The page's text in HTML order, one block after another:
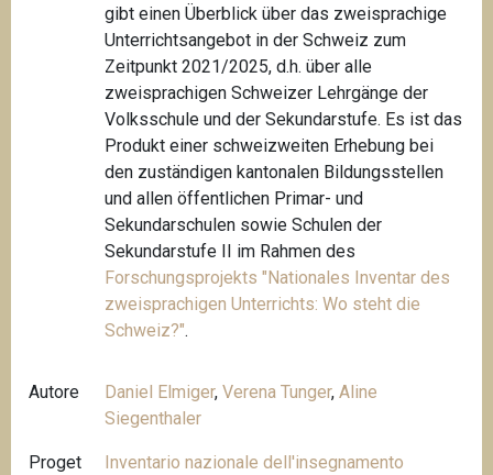
gibt einen Überblick über das zweisprachige
Unterrichtsangebot in der Schweiz zum
Zeitpunkt 2021/2025, d.h. über alle
zweisprachigen Schweizer Lehrgänge der
Volksschule und der Sekundarstufe. Es ist das
Produkt einer schweizweiten Erhebung bei
den zuständigen kantonalen Bildungsstellen
und allen öffentlichen Primar- und
Sekundarschulen sowie Schulen der
Sekundarstufe II im Rahmen des
Forschungsprojekts " Nationales Inventar des
zweisprachigen Unterrichts: Wo steht die
Schweiz?".
Autore Daniel Elmiger,Verena Tunger,Aline
Siegenthaler
Proget
Inventario nazionale dell'insegnamento